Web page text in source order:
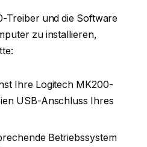
Treiber und die Software
zu installieren,
Ihre Logitech MK200-
USB-Anschluss Ihres
Betriebssystem